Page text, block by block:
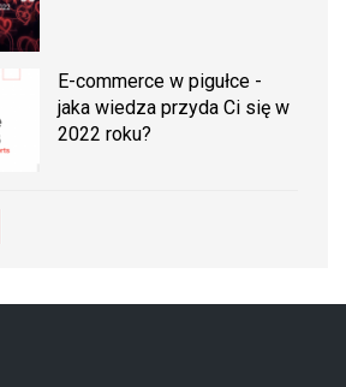
E-commerce w pigułce -
jaka wiedza przyda Ci się w
2022 roku?